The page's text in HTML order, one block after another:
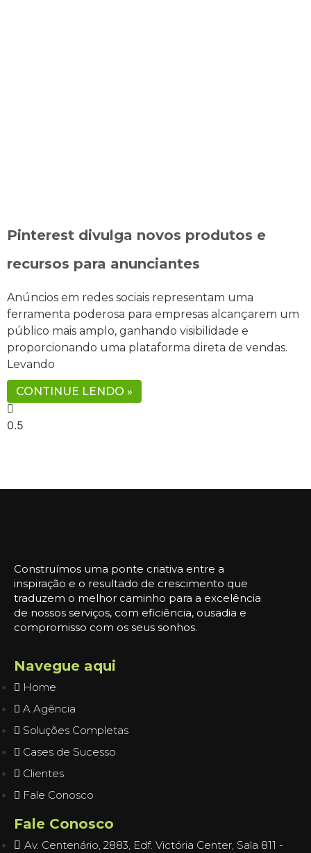
Pinterest divulga novos produtos e
recursos para anunciantes
Anúncios em redes sociais representam uma
ferramenta poderosa para empresas alcançarem um
público mais amplo, ganhando visibilidade e
proporcionando uma plataforma direta de vendas.
Levando
CONTINUE LENDO »
Construímos uma ponte criativa entre a
inspiração e o resultado de crescimento que
traduzem o melhor caminho para a excelência
de nossos serviços, com eficiência, ousadia e
compromisso com os seus sonhos.
Navegue aqui
Home
A Agência
Soluções Completas
Cases de Sucesso
Clientes
Fale Conosco
Fale Conosco
Av. Centenário, 2883, Edf. Victória Center, Sala 811 -